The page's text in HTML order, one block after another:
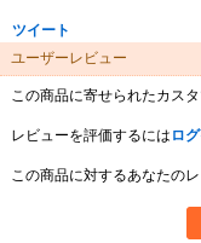
ツイート
ユーザーレビュー
この商品に寄せられたカス
レビューを評価するには ロ
この商品に対するあなたの